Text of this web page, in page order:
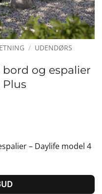
/ UDENDØRS
og espalier
– Daylife model 4